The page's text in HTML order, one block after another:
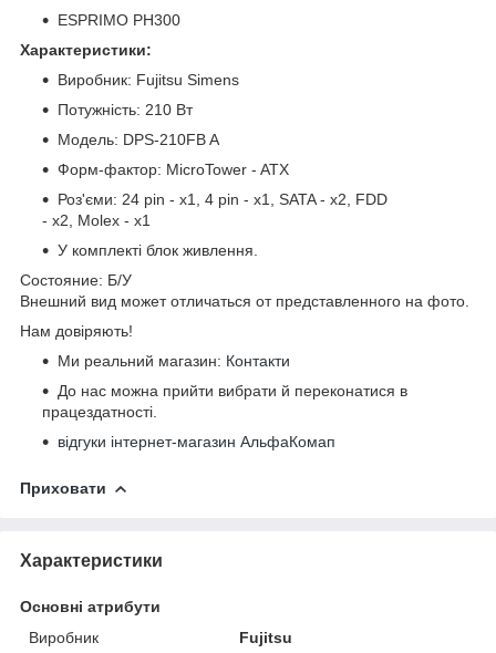
ESPRIMO PH300
Характеристики:
Виробник: Fujitsu Simens
Потужність: 210 Вт
Модель: DPS-210FB A
Форм-фактор: MicroTower - ATX
Роз'єми: 24 pin - x1, 4 pin - x1, SATA - x2, FDD
- x2, Molex - x1
У комплекті блок живлення.
Cocтoяниe: Б/У
Bнeшний вид мoжeт oтличaтьcя oт пpeдcтaвлeннoгo нa фoтo.
Нам довіряють!
Ми реальний магазин: Контакти
До нас можна прийти вибрати й переконатися в
працездатності.
відгуки інтернет-магазин АльфаКомап
Приховати
Характеристики
Основні атрибути
Виробник
Fujitsu